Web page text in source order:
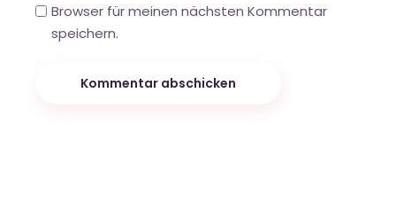
Browser für meinen nächsten Kommentar
speichern.
Kommentar abschicken